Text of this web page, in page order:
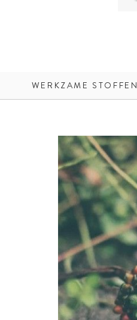
WERKZAME STOFFEN